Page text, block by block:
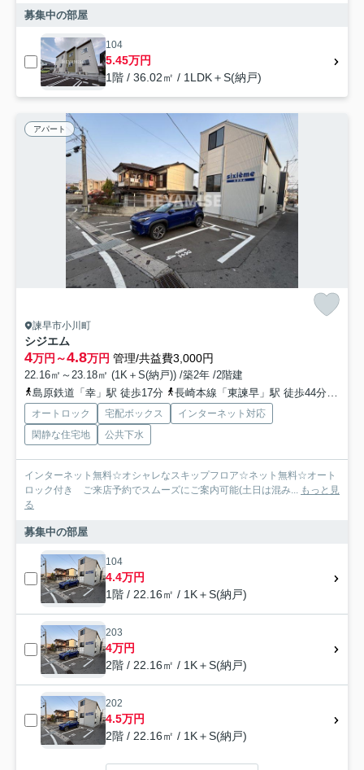
募集中の部屋
104
5.45万円
1階 / 36.02㎡ / 1LDK＋S(納戸)
アパート
諫早市小川町
シジエム
4万円～4.8万円 管理/共益費3,000円
22.16㎡～23.18㎡ (1K＋S(納戸)) /築2年 /2階建
島原鉄道「幸」駅 徒歩17分
長崎本線「東諫早」駅 徒歩44分
オートロック 宅配ボックス
インターネット対応
閑静な住宅地
公共下水
インターネット無料☆オシャレなスキップフロア☆ネット無料☆オート
ロック付き ご来店予約でスムーズにご案内可能(土日は混み... もっと見
る
募集中の部屋
104
4.4万円
1階 / 22.16㎡ / 1K＋S(納戸)
203
4万円
2階 / 22.16㎡ / 1K＋S(納戸)
202
4.5万円
2階 / 22.16㎡ / 1K＋S(納戸)